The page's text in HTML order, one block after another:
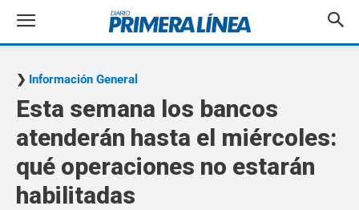
Información General
Esta semana los bancos
atenderán hasta el miércoles:
qué operaciones no estarán
habilitadas